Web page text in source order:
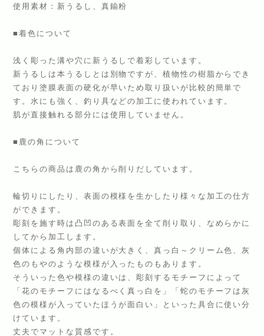
使用素材：新うるし、真鍮粉
■着色について
浅く彫った溝や穴に新うるしで着彩しています。
新うるしは本うるしとは別物ですが、植物性の樹脂からでき
ており塗膜表面の硬化が早いため取り扱いが比較的簡単で
す。水にも強く、釣り具などの加工に使われています。
肌が直接触れる部分には使用していません。
■鹿の角について
こちらの商品は鹿の角から削りだしています。
輪切りにしたり、表面の模様を生かしたり様々な加工の仕方
ができます。
彫刻を施す時は凸凹のある表面を全て削り取り、なめらかに
してから加工します。
個体による角内部の違いが大きく、真っ白～クリーム色、灰
色のもやのような模様が入ったものもあります。
そういった色や模様の違いは、彫刻するモチーフによって
「花のモチーフにはなるべく真っ白を」「蛇のモチーフは灰
色の模様が入っていたほうが面白い」といった具合に使い分
けています。
丈夫でマットな質感です。